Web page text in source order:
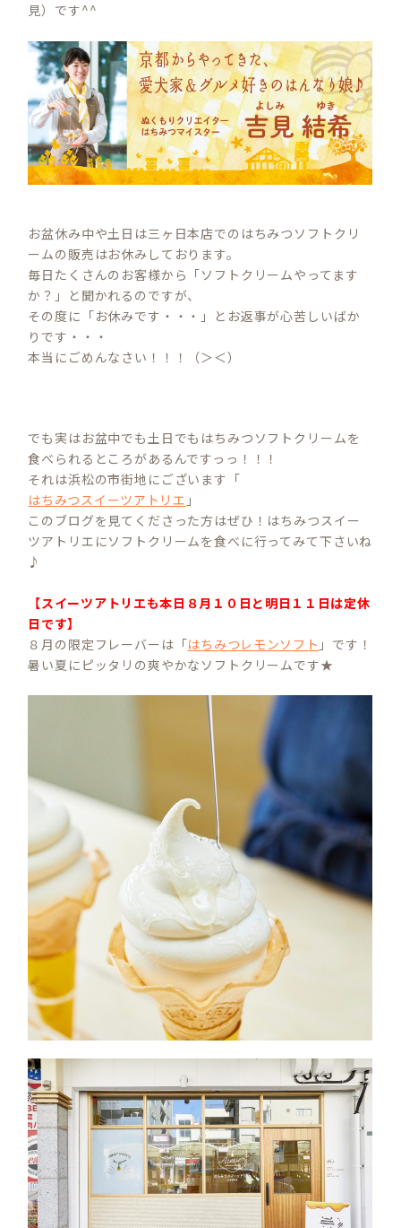
見）です^^
お盆休み中や土日は三ヶ日本店でのはちみつソフトクリ
ームの販売はお休みしております。
毎日たくさんのお客様から「ソフトクリームやってます
か？」と聞かれるのですが、
その度に「お休みです・・・」とお返事が心苦しいばか
りです・・・
本当にごめんなさい！！！（＞＜）
でも実はお盆中でも土日でもはちみつソフトクリームを
食べられるところがあるんですっっ！！！
それは浜松の市街地にございます「
はちみつスイーツアトリエ 」
このブログを見てくださった方はぜひ！はちみつスイー
ツアトリエにソフトクリームを食べに行ってみて下さいね
♪
【スイーツアトリエも本日８月１０日と明日１１日は定休
日です】
８月の限定フレーバーは「はちみつレモンソフト 」です！
暑い夏にピッタリの爽やかなソフトクリームです★